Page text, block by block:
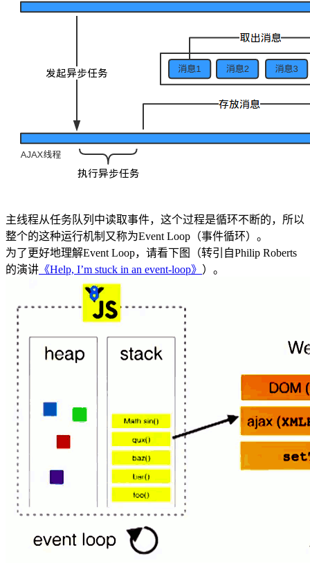
主线程从任务队列中读取事件，这个过程是循环不断的，所以
整个的这种运行机制又称为Event Loop（事件循环）。
为了更好地理解Event Loop，请看下图（转引自Philip Roberts
的演讲 《Help, I’m stuck in an event-loop》 ）。